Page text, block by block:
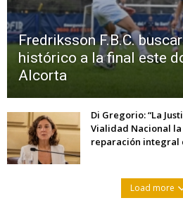
Fredriksson F.B.C.
histórico a la final este
Alcorta
Di Gregorio: “La
Vialidad Nacional
reparación integral
Load more